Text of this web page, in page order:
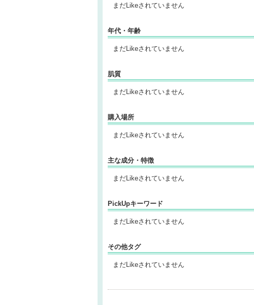
まだLikeされていません
年代・年齢
まだLikeされていません
肌質
まだLikeされていません
購入場所
まだLikeされていません
主な成分・特徴
まだLikeされていません
PickUpキーワード
まだLikeされていません
その他タグ
まだLikeされていません